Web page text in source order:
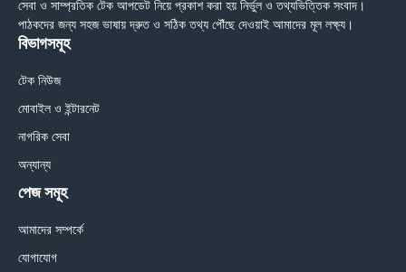
সেবা ও সাম্প্রতিক টেক আপডেট নিয়ে প্রকাশ করা হয় নির্ভুল ও তথ্যভিত্তিক সংবাদ।
পাঠকদের জন্য সহজ ভাষায় দ্রুত ও সঠিক তথ্য পৌঁছে দেওয়াই আমাদের মূল লক্ষ্য।
বিভাগসমূহ
টেক নিউজ
মোবাইল ও ইন্টারনেট
নাগরিক সেবা
অন্যান্য
পেজ সমূহ
আমাদের সম্পর্কে
যোগাযোগ